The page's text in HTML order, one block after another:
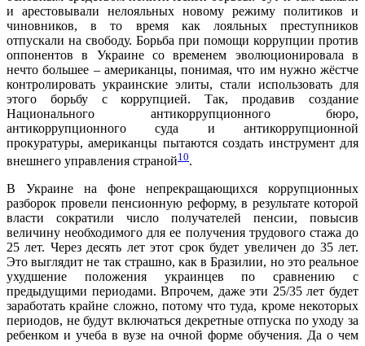
и арестовывали нелояльных новому режиму политиков и
чиновников, в то время как лояльных преступников
отпускали на свободу. Борьба при помощи коррупции против
оппонентов в Украине со временем эволюционировала в
нечто большее – американцы, понимая, что им нужно жёстче
контролировать украинские элиты, стали использовать для
этого борьбу с коррупцией. Так, продавив создание
Национального антикоррупционного бюро,
антикоррупционного суда и антикоррупционной
прокуратуры, американцы пытаются создать инструмент для
внешнего управления страной10.
В Украине на фоне непрекращающихся коррупционных
разборок провели пенсионную реформу, в результате которой
власти сократили число получателей пенсии, повысив
величину необходимого для ее получения трудового стажа до
25 лет. Через десять лет этот срок будет увеличен до 35 лет.
Это выглядит не так страшно, как в Бразилии, но это реальное
ухудшение положения украинцев по сравнению с
предыдущими периодами. Впрочем, даже эти 25/35 лет будет
заработать крайне сложно, потому что туда, кроме некоторых
периодов, не будут включаться декретные отпуска по уходу за
ребенком и учеба в вузе на очной форме обучения. Да о чем